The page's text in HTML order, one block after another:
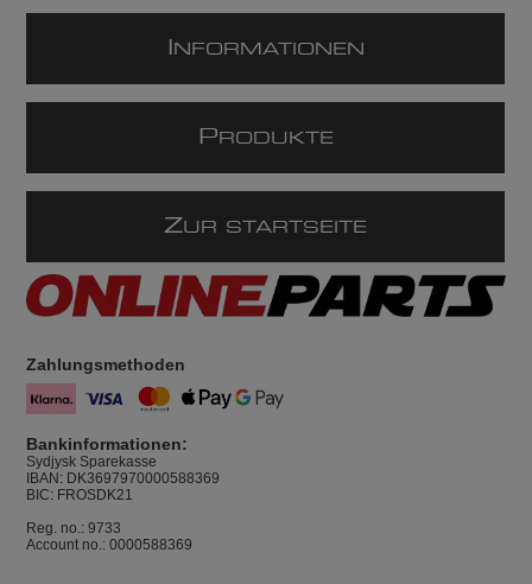
NFORMATIONEN
P RODUKTE
ZUR STARTSEITE
Zahlungsmethoden
Bankinformationen:
Sydjysk Sparekasse
IBAN: DK3697970000588369
BIC: FROSDK21
Reg. no.: 9733
Account no.: 0000588369